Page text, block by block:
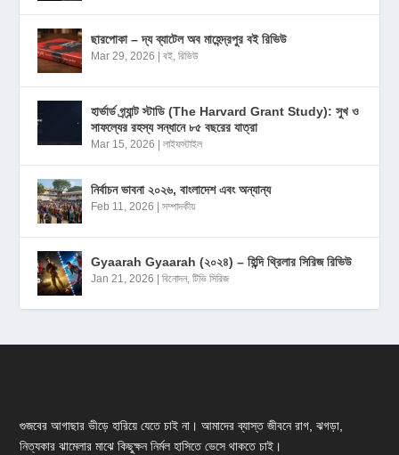
ছারপোকা – দ্য ব্যাটেল অব মাহেন্দ্রপুর বই রিভিউ
Mar 29, 2026 |বই,রিভিউ
হার্ভার্ড গ্র্যান্ট স্টাডি (The Harvard Grant Study): সুখ ও
সাফল্যের রহস্য সন্ধানে ৮৫ বছরের যাত্রা
Mar 15, 2026 |লাইফস্টাইল
নির্বাচন ভাবনা ২০২৬, বাংলাদেশ এবং অন্যান্য
Feb 11, 2026 |সম্পাদকীয়
Gyaarah Gyaarah (২০২৪) – হিন্দি থ্রিলার সিরিজ রিভিউ
Jan 21, 2026 |বিনোদন,টিভি সিরিজ
গুজবের আগাছার ভীড়ে হারিয়ে যেতে চাই না। আমাদের ব্যাস্ত জীবনে রাগ, ঝগড়া,
নিত্যকার ঝামেলার মাঝে কিছুক্ষন নির্মল হাসিতে ভেসে থাকতে চাই।